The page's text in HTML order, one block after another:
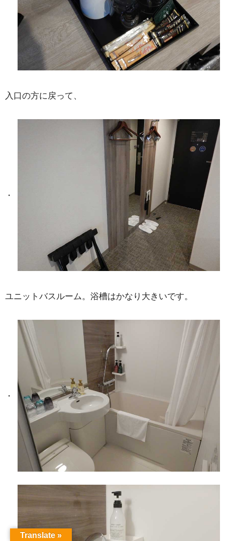
入口の方に戻って、
ユニットバスルーム。浴槽はかなり大きいです。
Translate »